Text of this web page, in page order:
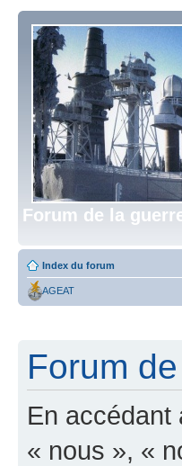
Forum de la
Index du forum
AGEAT
Forum
En accédant
« nous », «